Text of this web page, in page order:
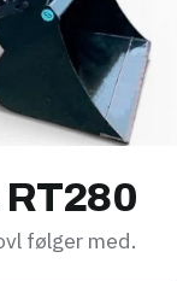
følger med.